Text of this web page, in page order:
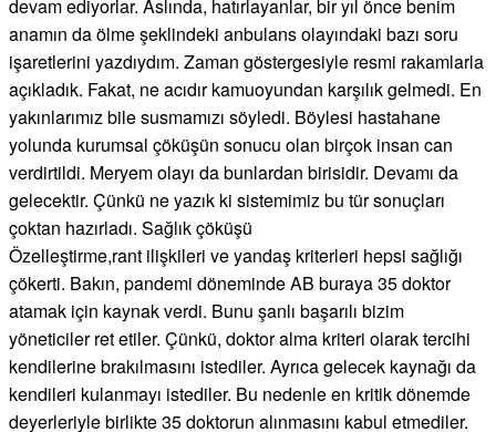
devam ediyorlar. Aslında, hatırlayanlar, bir yıl önce benim
anamın da ölme şeklindeki anbulans olayındaki bazı soru
işaretlerini yazdıydım. Zaman göstergesiyle resmi rakamlarla
açıkladık. Fakat, ne acıdır kamuoyundan karşılık gelmedi. En
yakınlarımız bile susmamızı söyledi. Böylesi hastahane
yolunda kurumsal çöküşün sonucu olan birçok insan can
verdirtildi. Meryem olayı da bunlardan birisidir. Devamı da
gelecektir. Çünkü ne yazık ki sistemimiz bu tür sonuçları
çoktan hazırladı. Sağlık çöküşü
Özelleştirme,rant ilişkileri ve yandaş kriterleri hepsi sağlığı
çökerti. Bakın, pandemi döneminde AB buraya 35 doktor
atamak için kaynak verdi. Bunu şanlı başarılı bizim
yöneticiler ret etiler. Çünkü, doktor alma kriteri olarak tercihi
kendilerine brakılmasını istediler. Ayrıca gelecek kaynağı da
kendileri kulanmayı istediler. Bu nedenle en kritik dönemde
deyerleriyle birlikte 35 doktorun alınmasını kabul etmediler.